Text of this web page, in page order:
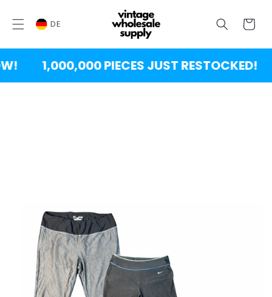
SPRINGEN
Wagen
DE
1,000,000 PIECES JUST RESTOCKED!